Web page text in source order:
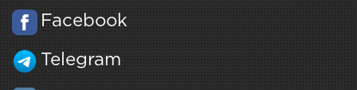
Facebook
Telegram